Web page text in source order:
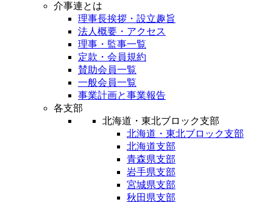
介事連とは
理事長挨拶・設立趣旨
法人概要・アクセス
理事・監事一覧
定款・会員規約
賛助会員一覧
一般会員一覧
事業計画と事業報告
各支部
北海道・東北ブロック支部
北海道・東北ブロック支部
北海道支部
青森県支部
岩手県支部
宮城県支部
秋田県支部